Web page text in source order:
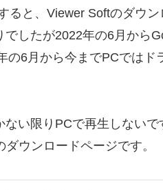
ると、Viewer Softのダウ
したが2022年の6月から
の6月から今までPCではド
い限りPCで再生しない
ウンロードページです。